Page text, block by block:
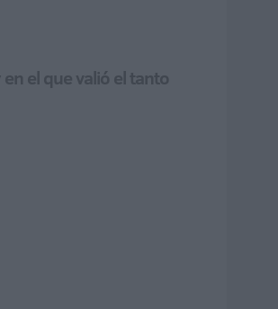
el que valió el tanto